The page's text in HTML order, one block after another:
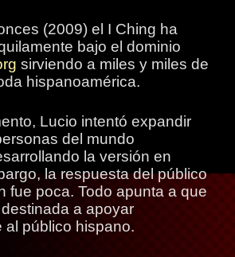
(2009) el I Ching ha
bajo el dominio
sirviendo a miles y miles de
hispanoamérica.
Lucio intentó expandir
del mundo
la versión en
la respuesta del público
fue poca. Todo apunta a que
a apoyar
al público hispano.